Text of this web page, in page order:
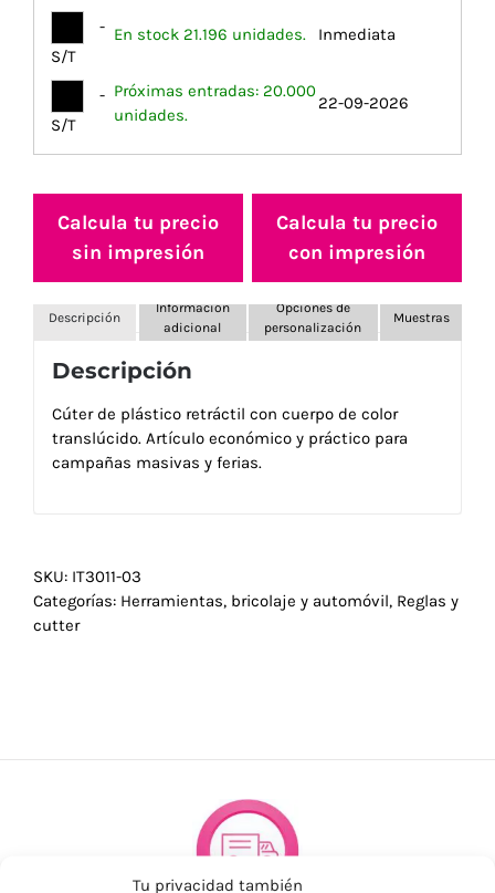
Tu privacidad también
-
S/T
En stock 21.196 unidades. Inmediata
-
S/T
Próximas entradas: 20.000
unidades.
22-09-2026
Calcula tu precio
sin impresión
Calcula tu precio
con impresión
Descripción
Información
adicional
Opciones de
personalización
Muestras
Descripción
Cúter de plástico retráctil con cuerpo de color
translúcido. Artículo económico y práctico para
campañas masivas y ferias.
SKU: IT3011-03
Categorías: Herramientas, bricolaje y automóvil, Reglas y
cutter